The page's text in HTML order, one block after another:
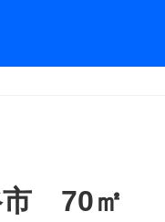
市 70㎡